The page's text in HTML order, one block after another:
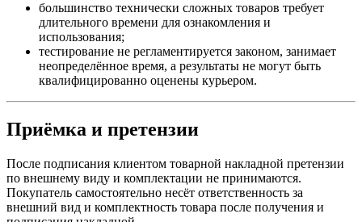
большинство технически сложных товаров требует
длительного времени для ознакомления и
использования;
тестирование не регламентируется законом, занимает
неопределённое время, а результаты не могут быть
квалифицированно оценены курьером.
Приёмка и претензии
После подписания клиентом товарной накладной претензии
по внешнему виду и комплектации не принимаются.
Покупатель самостоятельно несёт ответственность за
внешний вид и комплектность товара после получения и